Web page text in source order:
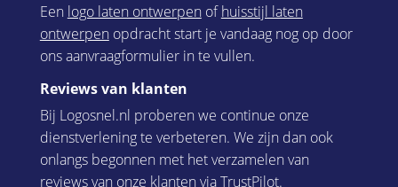
Een logo laten ontwerpenofhuisstijl laten
ontwerpenopdracht start je vandaag nog op door
ons aanvraagformulier in te vullen.
Reviews van klanten
Bij Logosnel.nl proberen we continue onze
dienstverlening te verbeteren. We zijn dan ook
onlangs begonnen met het verzamelen van
reviews van onze klanten via TrustPilot.